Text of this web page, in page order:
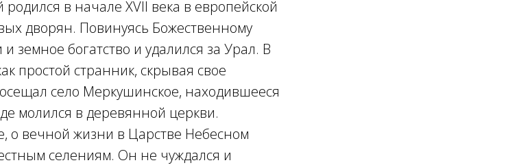
в начале XVII века в европейской
дворян. Повинуясь Божественному
земное богатство и удалился за Урал. В
простой странник, скрывая свое
село Меркушинское, находившееся
молился в деревянной церкви.
о вечной жизни в Царстве Небесном
селениям. Он не чуждался и